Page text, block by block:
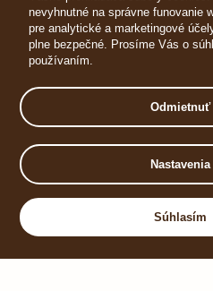
OVERIŤ
© 2023 Hotel
VOP
HORECA
nevyhnutné na správne funovanie
pre analytické a marketingové
plne bezpečné. Prosíme Vás o
používaním.
Odmietnuť
Nastavenia
Súhlasím